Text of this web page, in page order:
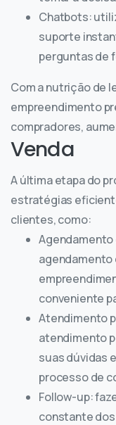
Chatbots:
suporte
perguntas de
Com a nutrição de
empreendimento
compradores,
Venda
A última etapa do
estratégias
clientes, como:
agendamento
conveniente
Atendimento
atendimento
suas dúvidas
processo de
Follow-up:
constante